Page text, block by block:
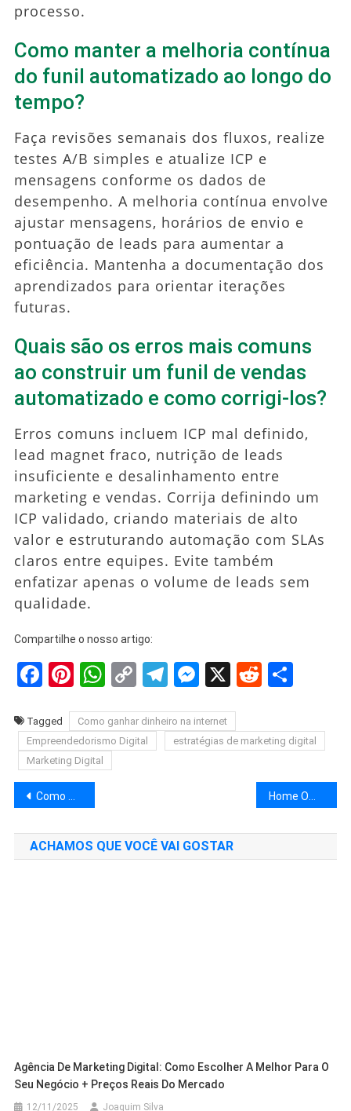
processo.
Como manter a melhoria contínua
do funil automatizado ao longo do
tempo?
Faça revisões semanais dos fluxos, realize
testes A/B simples e atualize ICP e
mensagens conforme os dados de
desempenho. A melhoria contínua envolve
ajustar mensagens, horários de envio e
pontuação de leads para aumentar a
eficiência. Mantenha a documentação dos
aprendizados para orientar iterações
futuras.
Quais são os erros mais comuns
ao construir um funil de vendas
automatizado e como corrigi-los?
Erros comuns incluem ICP mal definido,
lead magnet fraco, nutrição de leads
insuficiente e desalinhamento entre
marketing e vendas. Corrija definindo um
ICP validado, criando materiais de alto
valor e estruturando automação com SLAs
claros entre equipes. Evite também
enfatizar apenas o volume de leads sem
qualidade.
Compartilhe o nosso artigo:
Facebook
Pinterest
WhatsApp
CopyTelegram
Messenger
X Reddit
Tagged
Como ganhar dinheiro na internet
Empreendedorismo Digital
estratégias de marketing digital
Marketing Digital
Navegação
de
Post
Como Montar um Home Office Profissional: Guia Completo Passo a Passo – 2025
ACHAMOS QUE VOCÊ VAI GOSTAR
Agência De Marketing Digital: Como Escolher A Melhor Para O
Seu Negócio + Preços Reais Do Mercado
12/11/2025 Joaquim Silva